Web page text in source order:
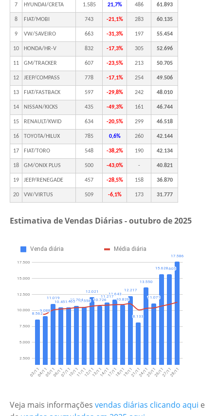
7 HYUNDAI/CRETA 1.585 21,7% 486 61.893
8 FIAT/MOBI 743 -21,1% 283 60.135
9 VW/SAVEIRO 663 -31,3% 197 55.454
10 HONDA/HR-V 832 -17,3% 305 52.696
11 GM/TRACKER 607 -23,5% 213 50.705
12 JEEP/COMPASS 778 -17,1% 254 49.506
13 FIAT/FASTBACK 597 -29,8% 242 48.010
14 NISSAN/KICKS 435 -49,3% 161 46.744
15 RENAULT/KWID 634 -20,5% 299 46.518
16 TOYOTA/HILUX 785 0,6% 260 42.144
17 FIAT/TORO 548 -38,2% 190 42.134
18 GM/ONIX PLUS 500 -43,0% - 40.821
19 JEEP/RENEGADE 457 -28,5% 158 36.870
20 VW/VIRTUS 509 -6,1% 173 31.777
Estimativa de Vendas Diárias - outubro de 2025
Veja mais informações vendas diárias clicando aqui e